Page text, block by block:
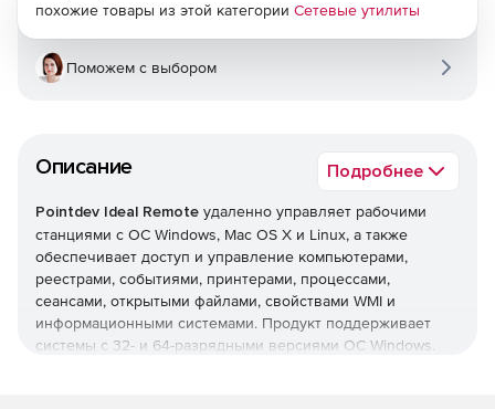
Описание Подробнее
Pointdev Ideal Remote удаленно управляет рабочими
станциями с ОС Windows, Mac OS X и Linux, а также
обеспечивает доступ и управление компьютерами,
реестрами, событиями, принтерами, процессами,
сеансами, открытыми файлами, свойствами WMI и
информационными системами. Продукт поддерживает
системы с 32- и 64-разрядными версиями ОС Windows.
похожие товары из этой категории Сетевые утилиты
Поможем с выбором